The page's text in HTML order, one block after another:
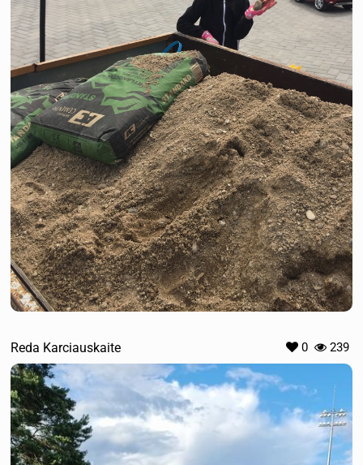
Reda Karciauskaite 0 239